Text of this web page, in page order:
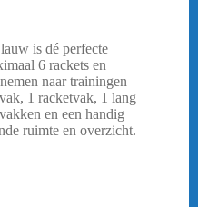
is dé perfecte
6 rackets en
naar trainingen
1 racketvak, 1 lang
en een handig
ruimte en overzicht.